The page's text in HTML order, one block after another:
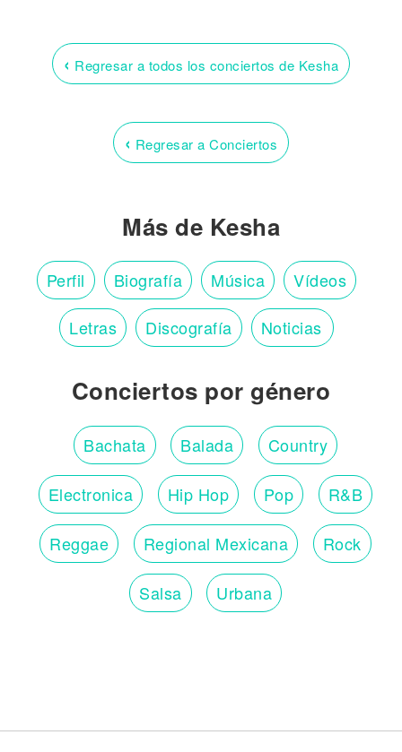
‹ Regresar a todos los conciertos de Kesha
‹ Regresar a Conciertos
Más de Kesha
Perfil Biografía Música Vídeos
Letras Discografía Noticias
Conciertos por género
Bachata Balada Country
Electronica Hip Hop Pop R&B
Reggae Regional Mexicana Rock
Salsa Urbana